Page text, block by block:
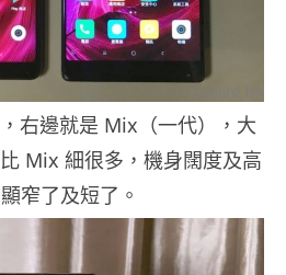
右邊就是 Mix（一代），大
Mix 細很多，機身闊度及高
窄了及短了。